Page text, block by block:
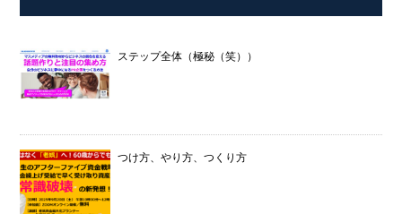
ステップ全体（極秘（笑））
つけ方、やり方、つくり方